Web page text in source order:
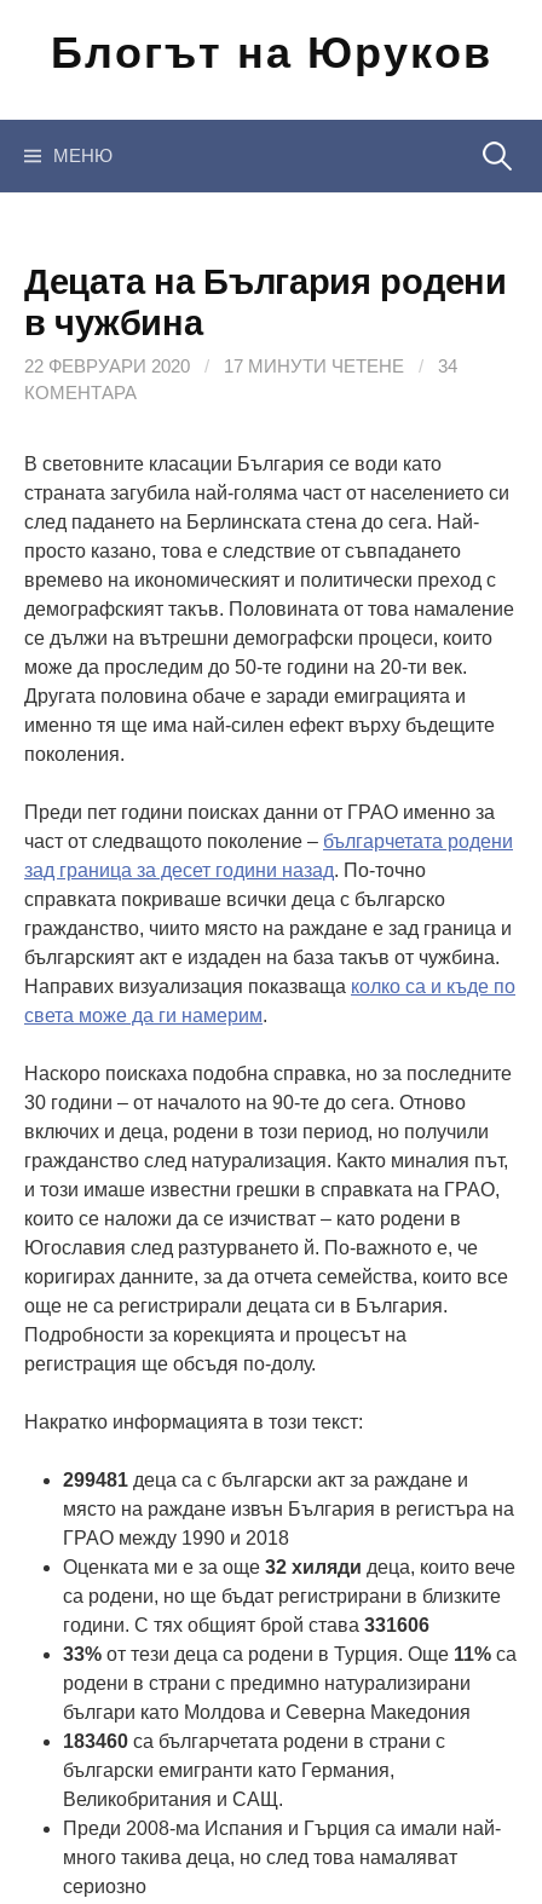
съдържанието
Блогът на Юруков
МЕНЮ
Децата на България родени
в чужбина
22 ФЕВРУАРИ 2020 / 17 МИНУТИ ЧЕТЕНЕ /
34
КОМЕНТАРА
В световните класации България се води като
страната загубила най-голяма част от населението си
след падането на Берлинската стена до сега. Най-
просто казано, това е следствие от съвпадането
времево на икономическият и политически преход с
демографският такъв. Половината от това намаление
се дължи на вътрешни демографски процеси, които
може да проследим до 50-те години на 20-ти век.
Другата половина обаче е заради емиграцията и
именно тя ще има най-силен ефект върху бъдещите
поколения.
Преди пет години поисках данни от ГРАО именно за
част от следващото поколение – българчетата родени
зад граница за десет години назад. По-точно
справката покриваше всички деца с българско
гражданство, чиито място на раждане е зад граница и
българският акт е издаден на база такъв от чужбина.
Направих визуализация показваща колко са и къде по
света може да ги намерим.
Наскоро поискаха подобна справка, но за последните
30 години – от началото на 90-те до сега. Отново
включих и деца, родени в този период, но получили
гражданство след натурализация. Както миналия път,
и този имаше известни грешки в справката на ГРАО,
които се наложи да се изчистват – като родени в
Югославия след разтурването й. По-важното е, че
коригирах данните, за да отчета семейства, които все
още не са регистрирали децата си в България.
Подробности за корекцията и процесът на
регистрация ще обсъдя по-долу.
Накратко информацията в този текст:
299481 деца са с български акт за раждане и
място на раждане извън България в регистъра на
ГРАО между 1990 и 2018
Оценката ми е за още 32 хиляди деца, които вече
са родени, но ще бъдат регистрирани в близките
години. С тях общият брой става 331606
33% от тези деца са родени в Турция. Още 11% са
родени в страни с предимно натурализирани
българи като Молдова и Северна Македония
183460 са българчетата родени в страни с
български емигранти като Германия,
Великобритания и САЩ.
Преди 2008-ма Испания и Гърция са имали най-
много такива деца, но след това намаляват
сериозно